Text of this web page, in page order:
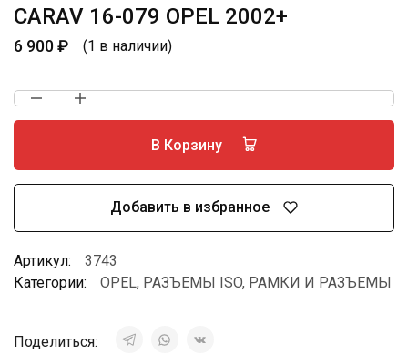
CARAV 16-079 OPEL 2002+
6 900₽ (1 в наличии)
В Корзину
Добавить в избранное
Артикул:
3743
Категории:
OPEL, РАЗЪЕМЫ ISO, РАМКИ И РАЗЪЕМЫ
Поделиться: